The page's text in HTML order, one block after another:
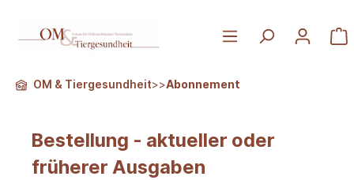
OM & Tiergesundheit>>Abonnement
Bestellung - aktueller oder
früherer Ausgaben